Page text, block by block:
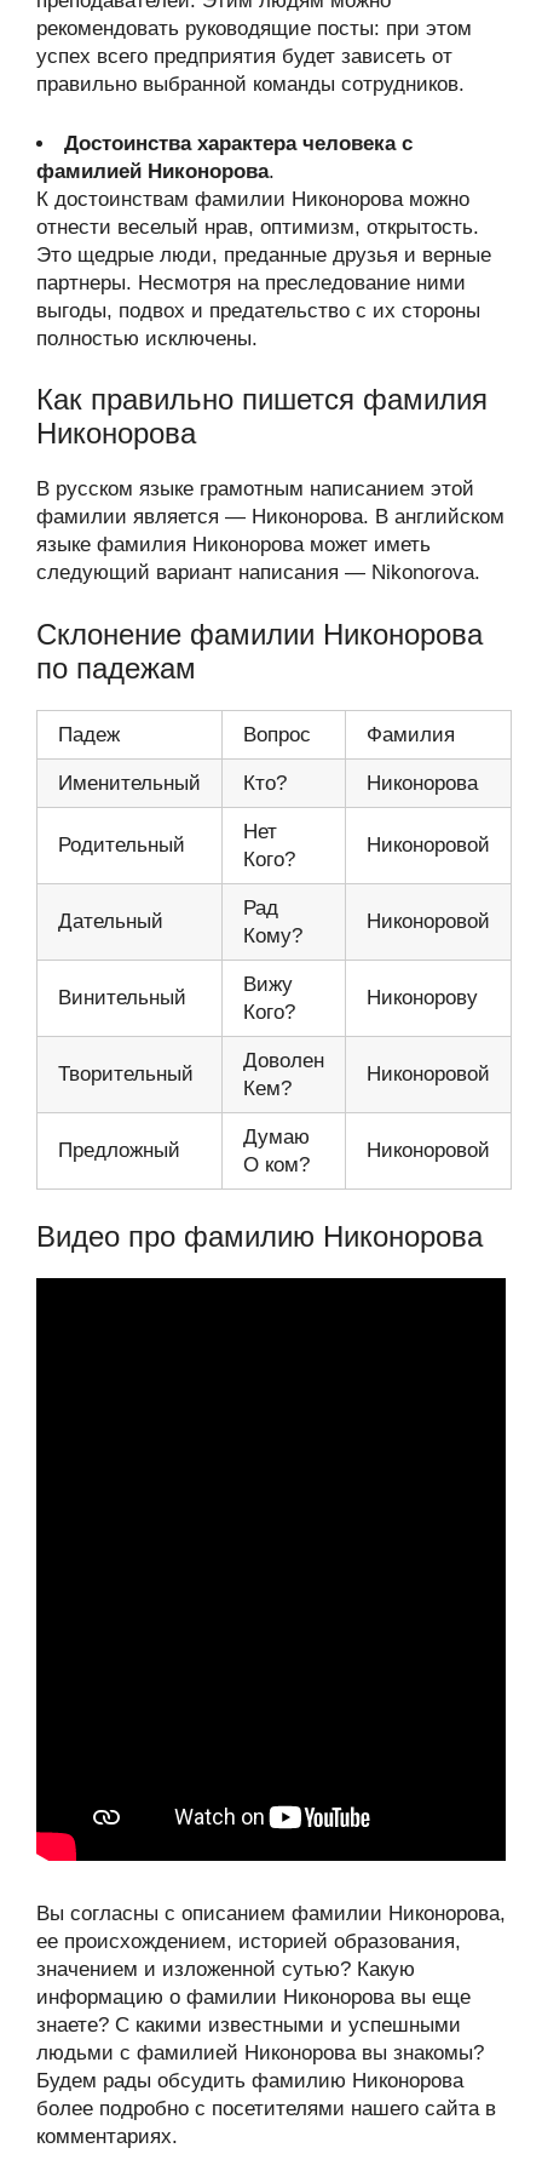
рекомендовать руководящие посты: при этом
успех всего предприятия будет зависеть от
правильно выбранной команды сотрудников.
Достоинства характера человека с
фамилией Никонорова.
К достоинствам фамилии Никонорова можно
отнести веселый нрав, оптимизм, открытость.
Это щедрые люди, преданные друзья и верные
партнеры. Несмотря на преследование ними
выгоды, подвох и предательство с их стороны
полностью исключены.
Как правильно пишется фамилия
Никонорова
В русском языке грамотным написанием этой
фамилии является — Никонорова. В английском
языке фамилия Никонорова может иметь
следующий вариант написания — Nikonorova.
Склонение фамилии Никонорова
по падежам
Падеж Вопрос Фамилия
Именительный Кто? Никонорова
Родительный
Нет
Кого?
Никоноровой
Дательный
Рад
Кому?
Никоноровой
Винительный
Вижу
Кого?
Никонорову
Творительный
Доволен
Кем?
Никоноровой
Предложный
Думаю
О ком?
Никоноровой
Видео про фамилию Никонорова
Вы согласны с описанием фамилии Никонорова,
ее происхождением, историей образования,
значением и изложенной сутью? Какую
информацию о фамилии Никонорова вы еще
знаете? С какими известными и успешными
людьми с фамилией Никонорова вы знакомы?
Будем рады обсудить фамилию Никонорова
более подробно с посетителями нашего сайта в
комментариях.